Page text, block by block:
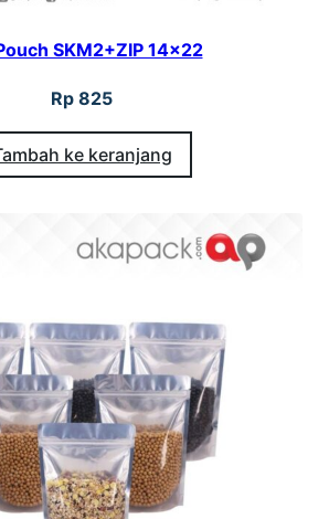
SKM2+ZIP 14×22
Rp 825
ke keranjang